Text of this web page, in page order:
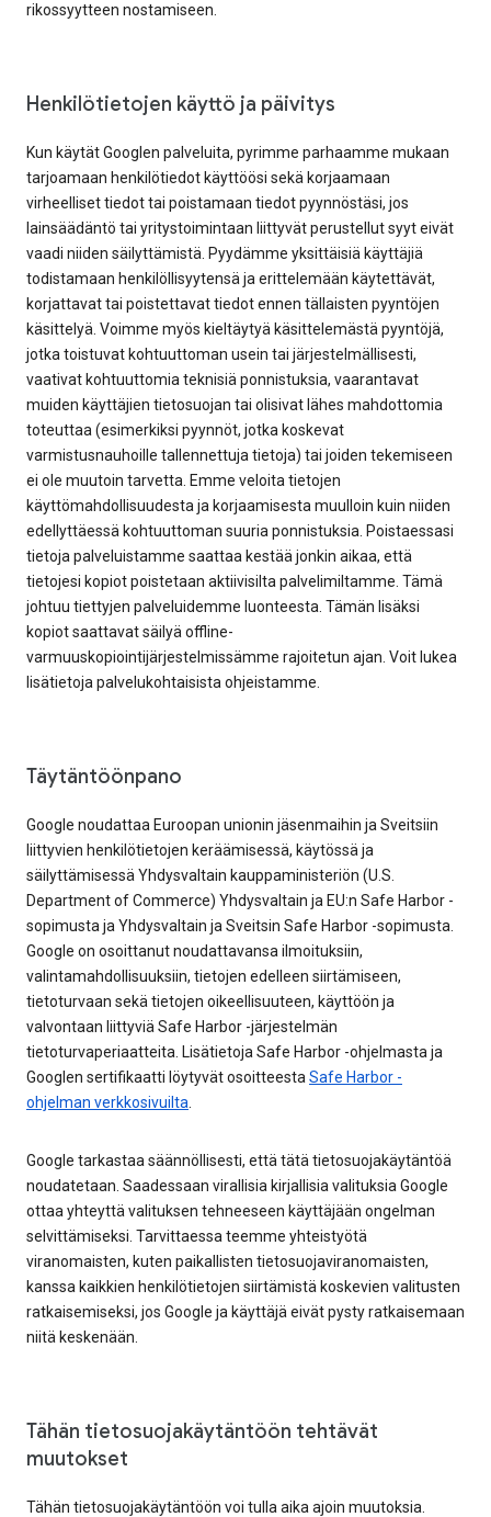
rikossyytteen nostamiseen.
Henkilötietojen käyttö ja päivitys
Kun käytät Googlen palveluita, pyrimme parhaamme mukaan
tarjoamaan henkilötiedot käyttöösi sekä korjaamaan
virheelliset tiedot tai poistamaan tiedot pyynnöstäsi, jos
lainsäädäntö tai yritystoimintaan liittyvät perustellut syyt eivät
vaadi niiden säilyttämistä. Pyydämme yksittäisiä käyttäjiä
todistamaan henkilöllisyytensä ja erittelemään käytettävät,
korjattavat tai poistettavat tiedot ennen tällaisten pyyntöjen
käsittelyä. Voimme myös kieltäytyä käsittelemästä pyyntöjä,
jotka toistuvat kohtuuttoman usein tai järjestelmällisesti,
vaativat kohtuuttomia teknisiä ponnistuksia, vaarantavat
muiden käyttäjien tietosuojan tai olisivat lähes mahdottomia
toteuttaa (esimerkiksi pyynnöt, jotka koskevat
varmistusnauhoille tallennettuja tietoja) tai joiden tekemiseen
ei ole muutoin tarvetta. Emme veloita tietojen
käyttömahdollisuudesta ja korjaamisesta muulloin kuin niiden
edellyttäessä kohtuuttoman suuria ponnistuksia. Poistaessasi
tietoja palveluistamme saattaa kestää jonkin aikaa, että
tietojesi kopiot poistetaan aktiivisilta palvelimiltamme. Tämä
johtuu tiettyjen palveluidemme luonteesta. Tämän lisäksi
kopiot saattavat säilyä offline-
varmuuskopiointijärjestelmissämme rajoitetun ajan. Voit lukea
lisätietoja palvelukohtaisista ohjeistamme.
Täytäntöönpano
Google noudattaa Euroopan unionin jäsenmaihin ja Sveitsiin
liittyvien henkilötietojen keräämisessä, käytössä ja
säilyttämisessä Yhdysvaltain kauppaministeriön (U.S.
Department of Commerce) Yhdysvaltain ja EU:n Safe Harbor -
sopimusta ja Yhdysvaltain ja Sveitsin Safe Harbor -sopimusta.
Google on osoittanut noudattavansa ilmoituksiin,
valintamahdollisuuksiin, tietojen edelleen siirtämiseen,
tietoturvaan sekä tietojen oikeellisuuteen, käyttöön ja
valvontaan liittyviä Safe Harbor -järjestelmän
tietoturvaperiaatteita. Lisätietoja Safe Harbor -ohjelmasta ja
Googlen sertifikaatti löytyvät osoitteesta Safe Harbor -
ohjelman verkkosivuilta
Google tarkastaa säännöllisesti, että tätä tietosuojakäytäntöä
noudatetaan. Saadessaan virallisia kirjallisia valituksia Google
ottaa yhteyttä valituksen tehneeseen käyttäjään ongelman
selvittämiseksi. Tarvittaessa teemme yhteistyötä
viranomaisten, kuten paikallisten tietosuojaviranomaisten,
kanssa kaikkien henkilötietojen siirtämistä koskevien valitusten
ratkaisemiseksi, jos Google ja käyttäjä eivät pysty ratkaisemaan
niitä keskenään.
Tähän tietosuojakäytäntöön tehtävät
muutokset
Tähän tietosuojakäytäntöön voi tulla aika ajoin muutoksia.